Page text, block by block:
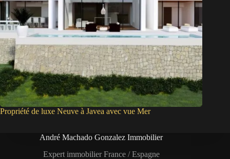
Propriété de luxe Neuve à Javea avec vue Mer
André Machado Gonzalez Immobilier
Expert immobilier France / Espagne